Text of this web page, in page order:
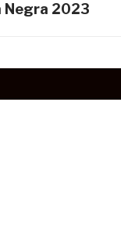
Negra 2023